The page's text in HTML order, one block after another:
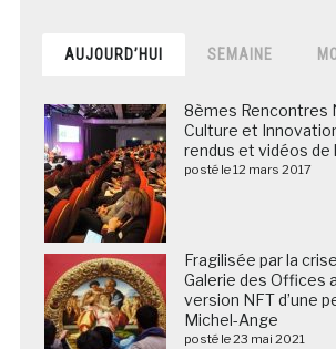
AUJOURD’HUI SEMAINE
8èmes Rencontres
Culture et
rendus et vidéos de
posté le 12 mars 2017
Fragilisée par la
Galerie des Offices
version NFT d’une
Michel-Ange
posté le 23 mai 2021